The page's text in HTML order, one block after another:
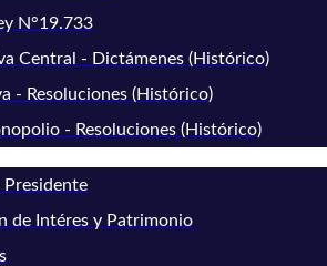
N°19.733
Central - Dictámenes (Histórico)
- Resoluciones (Histórico)
- Resoluciones (Histórico)
de Intéres y Patrimonio